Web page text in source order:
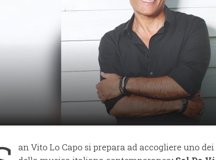
an Vito Lo Capo si prepara ad accogliere uno